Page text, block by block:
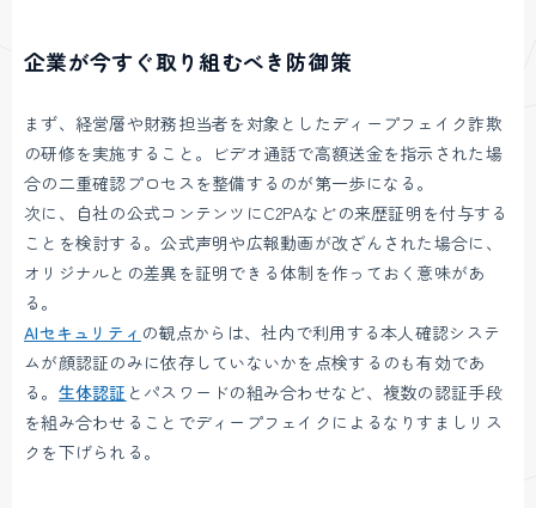
企業が今すぐ取り組むべき防御策
まず、経営層や財務担当者を対象としたディープフェイク詐欺
の研修を実施すること。ビデオ通話で高額送金を指示された場
合の二重確認プロセスを整備するのが第一歩になる。
次に、自社の公式コンテンツにC2PAなどの来歴証明を付与する
ことを検討する。公式声明や広報動画が改ざんされた場合に、
オリジナルとの差異を証明できる体制を作っておく意味があ
る。
AIセキュリティ の観点からは、社内で利用する本人確認システ
ムが顔認証のみに依存していないかを点検するのも有効であ
る。 生体認証 とパスワードの組み合わせなど、複数の認証手段
を組み合わせることでディープフェイクによるなりすましリス
クを下げられる。